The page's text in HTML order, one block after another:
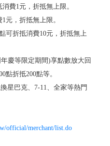
費1元，折抵無上限。
元，折抵無上限。
可折抵消費10元，折抵無上
慶等限定期間)享點數放大回
點折抵200點等。
星巴克、7-11、全家等熱門
official/merchant/list.do